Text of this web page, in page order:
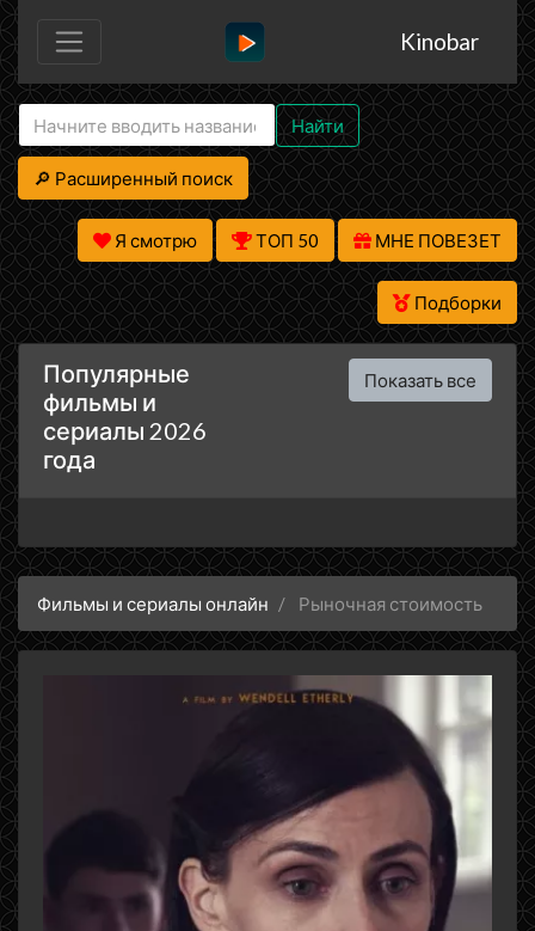
Kinobar
Найти
🔎 Расширенный поиск
Я смотрю ТОП 50 МНЕ ПОВЕЗЕТ
Подборки
Популярные
фильмы и
сериалы 2026
года
Показать все
Фильмы и сериалы онлайн Рыночная стоимость